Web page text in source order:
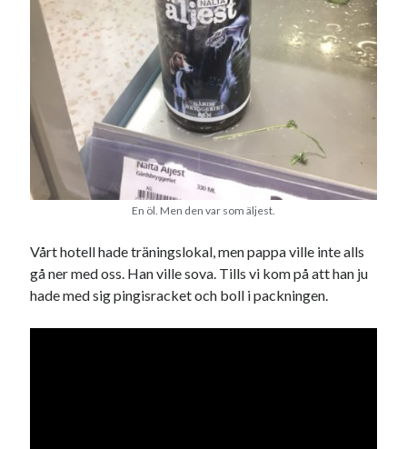
kåseri lifvet Lund minne
minnen mode museum musik
nostalgi ord radio
reklam resa sekrutt skola
sommar språk språkpolis
Stockholm svenska tips tåg
Dessa har något gemensamt
Fantastiskt välformulerad moderecensent
En öl. Men den var som äljest.
Vårt hotell hade träningslokal, men pappa ville inte alls
gå ner med oss. Han ville sova. Tills vi kom på att han ju
hade med sig pingisracket och boll i packningen.